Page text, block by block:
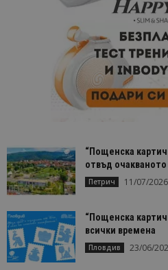
“Пощенска
отвъд очакваното
Петрич 11/07/
“Пощенска
всички времена
Пловдив 23/06/